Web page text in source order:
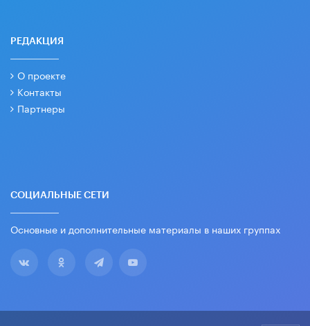
РЕДАКЦИЯ
О проекте
Контакты
Партнеры
СОЦИАЛЬНЫЕ СЕТИ
Основные и дополнительные материалы в наших группах